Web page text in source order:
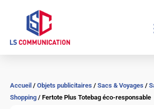
contenu
Accueil / Objets publicitaires / Sacs & Voyages /
Shopping / Fertote Plus Totebag éco-responsable